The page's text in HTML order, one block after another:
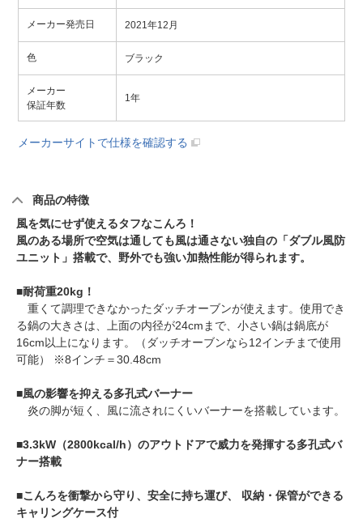
メーカー発売日 2021年12月
色 ブラック
メーカー
保証年数
1年
メーカーサイトで仕様を確認する
商品の特徴
風を気にせず使えるタフなこんろ！
風のある場所で空気は通しても風は通さない独自の「ダブル風防
ユニット」搭載で、野外でも強い加熱性能が得られます。
■耐荷重20kg！
重くて調理できなかったダッチオーブンが使えます。使用でき
る鍋の大きさは、上面の内径が24cmまで、小さい鍋は鍋底が
16cm以上になります。（ダッチオーブンなら12インチまで使用
可能） ※8インチ＝30.48cm
■風の影響を抑える多孔式バーナー
炎の脚が短く、風に流されにくいバーナーを搭載しています。
■3.3kW（2800kcal/h）のアウトドアで威力を発揮する多孔式バ
ナー搭載
■こんろを衝撃から守り、安全に持ち運び、 収納・保管ができる
キャリングケース付